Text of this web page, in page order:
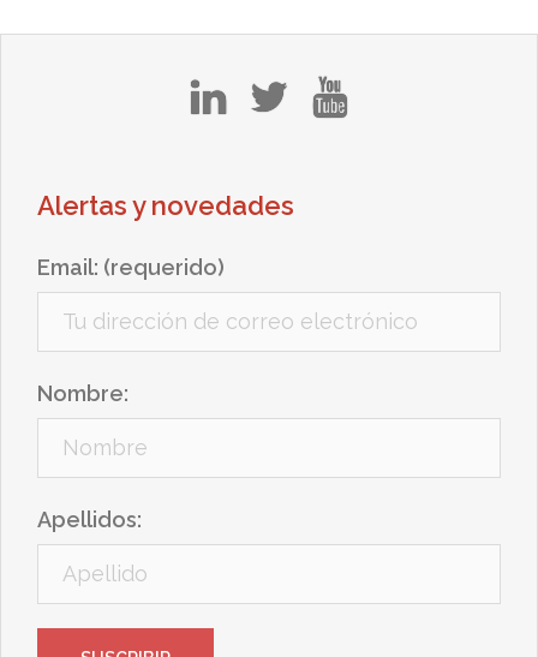
Alertas y novedades
Email: (requerido)
Nombre:
Apellidos: